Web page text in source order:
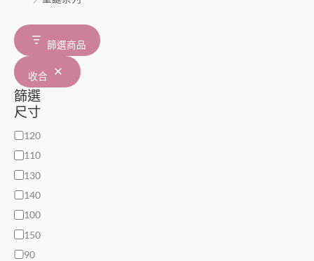
篩選商品
收合
篩選
尺寸
120
110
130
140
100
150
90